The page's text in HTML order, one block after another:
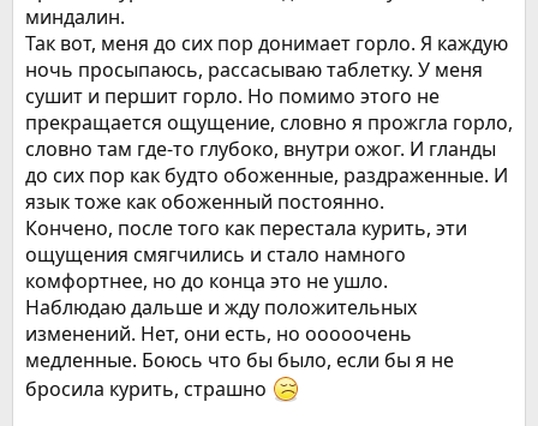
миндалин.
Так вот, меня до сих пор донимает горло. Я каждую
ночь просыпаюсь, рассасываю таблетку. У меня
сушит и першит горло. Но помимо этого не
прекращается ощущение, словно я прожгла горло,
словно там где-то глубоко, внутри ожог. И гланды
до сих пор как будто обоженные, раздраженные. И
язык тоже как обоженный постоянно.
Кончено, после того как перестала курить, эти
ощущения смягчились и стало намного
комфортнее, но до конца это не ушло.
Наблюдаю дальше и жду положительных
изменений. Нет, они есть, но ооооочень
медленные. Боюсь что бы было, если бы я не
бросила курить, страшно